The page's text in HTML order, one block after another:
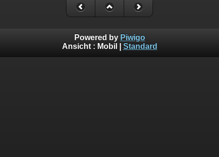
Powered by Piwigo
Ansicht : Mobil Standard